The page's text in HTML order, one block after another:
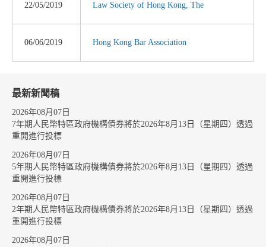
22/05/2019 Law Society of Hong Kong, The
06/06/2019 Hong Kong Bar Association
最新新聞稿
2026年08月07日
7年期人民幣特區政府機構債券將於2026年8月13日（星期四）透過
重開進行投標
2026年08月07日
5年期人民幣特區政府機構債券將於2026年8月13日（星期四）透過
重開進行投標
2026年08月07日
2年期人民幣特區政府機構債券將於2026年8月13日（星期四）透過
重開進行投標
2026年08月07日